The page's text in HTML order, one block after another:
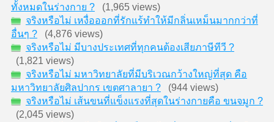
ทั้งหมดในร่างกาย ?(1,965 views)
จริงหรือไม่ เหงื่อออกที่รักแร้ทำให้มีกลิ่นเหม็นมากกว่าที่
อื่นๆ ?(4,876 views)
จริงหรือไม่ มีบางประเทศที่ทุกคนต้องเสียภาษีทีวี ?
(1,821 views)
จริงหรือไม่ มหาวิทยาลัยที่มีบริเวณกว้างใหญ่ที่สุด คือ
มหาวิทยาลัยศิลปากร เขตศาลายา ?(944 views)
จริงหรือไม่ เส้นขนที่แข็งแรงที่สุดในร่างกายคือ ขนจมูก ?
(2,045 views)